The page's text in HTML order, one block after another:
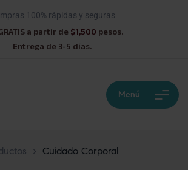
100% rápidas y seguras
a partir de $1,500 pesos.
Entrega de 3-5 días.
Menú
> Cuidado Corporal